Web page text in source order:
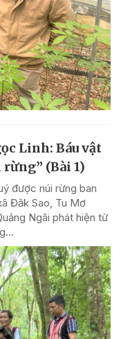
Linh: Báu vật
(Bài 1)
được núi rừng ban
Đăk Sao, Tu Mơ
Ngãi phát hiện từ